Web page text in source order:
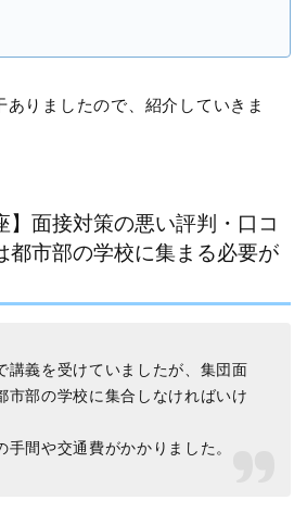
りましたので、紹介していきま
】面接対策の悪い評判・口コ
都市部の学校に集まる必要が
講義を受けていましたが、集団面
市部の学校に集合しなければいけ
手間や交通費がかかりました。